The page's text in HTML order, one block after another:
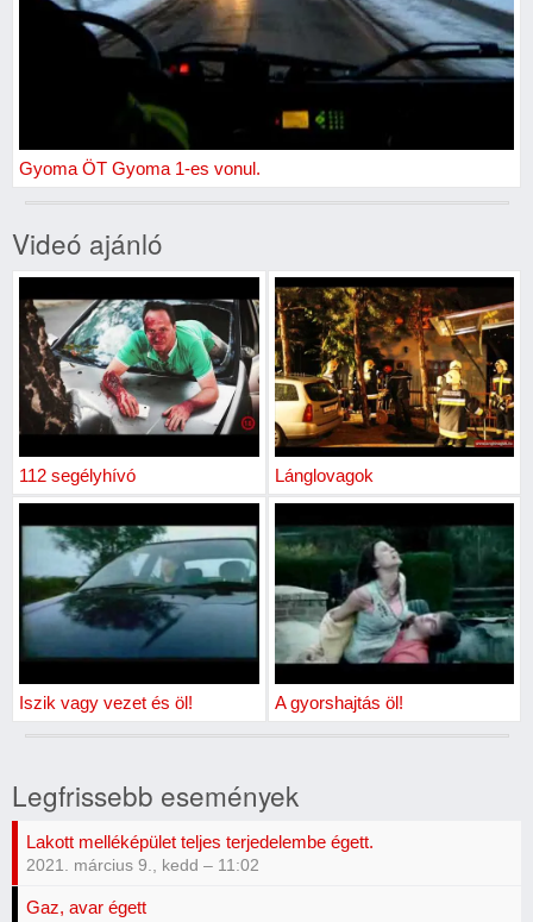
Gyoma ÖT Gyoma 1-es vonul.
Videó ajánló
112 segélyhívó Lánglovagok
Iszik vagy vezet és öl! A gyorshajtás öl!
Legfrissebb események
Lakott melléképület teljes terjedelembe égett.
2021. március 9., kedd – 11:02
Gaz, avar égett